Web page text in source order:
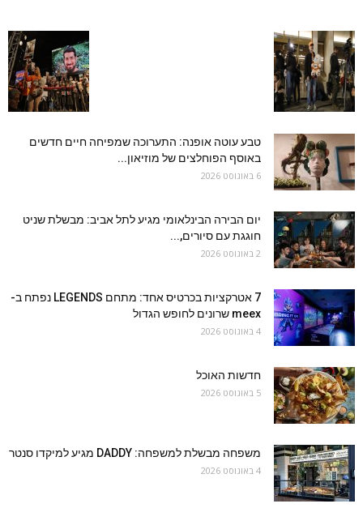
טבע עוטה אופנה: התערוכה שמפיחה חיים חדשים
באוסף הפוחלצים של מוזיאון...
6 באוגוסט 2026
יום הבירה הבינלאומי מגיע לתל אביב: מבשלת שניט
חוגגת עם סיורים,...
2 באוגוסט 2026
7 אטרקציות בכרטיס אחד: מתחם LEGENDS נפתח ב-
meex שרונים לחופש הגדול
4 באוגוסט 2026
חדשות האוכל
5 באוגוסט 2026
משפחה מבשלת למשפחה: DADDY מגיע למיקדו סנטר
4 באוגוסט 2026